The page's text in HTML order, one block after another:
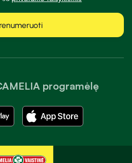
programėlę